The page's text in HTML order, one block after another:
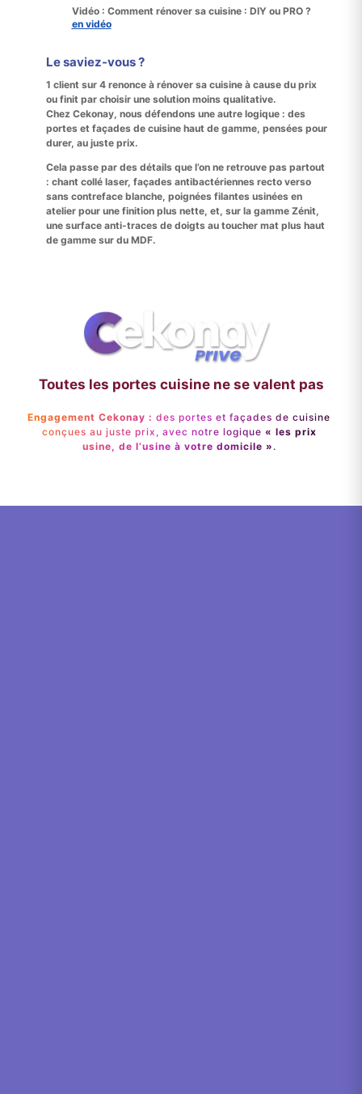
Vidéo : Comment rénover sa cuisine : DIY ou PRO ?
en vidéo
Le saviez-vous ?
1 client sur 4 renonceà rénover sa cuisine à cause du prix
ou finit par choisir une solution moins qualitative.
Chez Cekonay, nous défendons une autre logique : des
portes et façades de cuisine haut de gamme, pensées pour
durer, au juste prix.
Cela passe par des détails que l’on ne retrouve pas partout
: chant collé laser, façades antibactériennes recto verso
sans contreface blanche, poignées filantes usinées en
atelierpour une finition plus nette, et, sur la gamme Zénit,
une surface anti-traces de doigtsau toucher mat plus haut
de gamme sur du MDF.
Toutes les portes cuisine ne se valent pas
Engagement Cekonay : des portes et façades de cuisine
conçues au juste prix, avec notre logique « les prix
usine, de l’usine à votre domicile » .